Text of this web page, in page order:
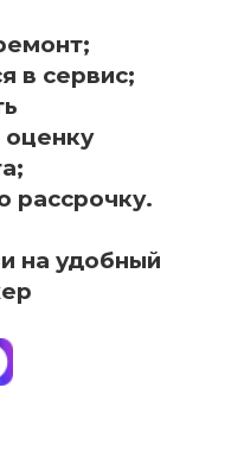
в сервис;
рассрочку.
на удобный